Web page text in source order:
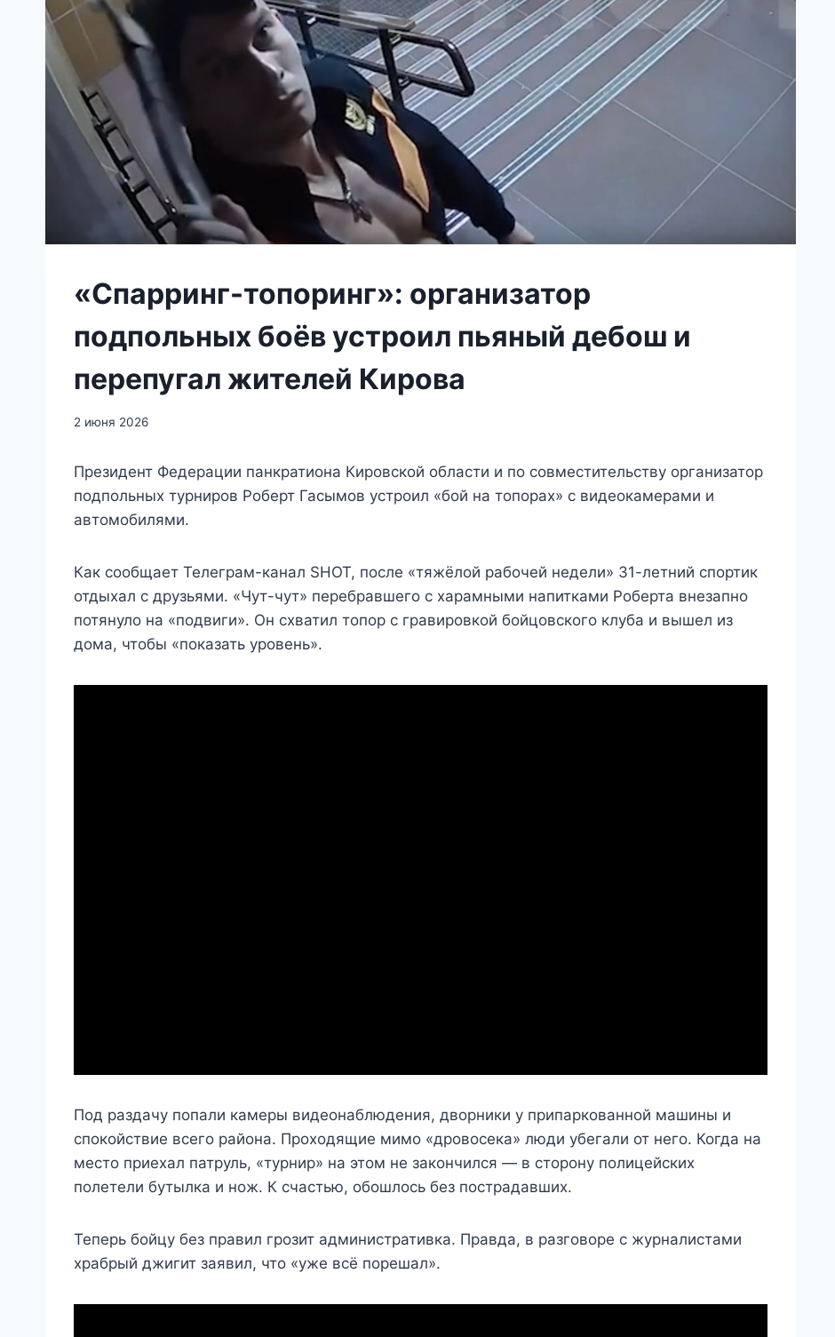
«Спарринг-топоринг»: организатор
подпольных боёв устроил пьяный дебош и
перепугал жителей Кирова
2 июня 2026
Президент Федерации панкратиона Кировской области и по совместительству организатор
подпольных турниров Роберт Гасымов устроил «бой на топорах» с видеокамерами и
автомобилями.
Как сообщает Телеграм-канал SHOT, после «тяжёлой рабочей недели» 31-летний спортик
отдыхал с друзьями. «Чут-чут» перебравшего с харамными напитками Роберта внезапно
потянуло на «подвиги». Он схватил топор с гравировкой бойцовского клуба и вышел из
дома, чтобы «показать уровень».
Под раздачу попали камеры видеонаблюдения, дворники у припаркованной машины и
спокойствие всего района. Проходящие мимо «дровосека» люди убегали от него. Когда на
место приехал патруль, «турнир» на этом не закончился — в сторону полицейских
полетели бутылка и нож. К счастью, обошлось без пострадавших.
Теперь бойцу без правил грозит административка. Правда, в разговоре с журналистами
храбрый джигит заявил, что «уже всё порешал».